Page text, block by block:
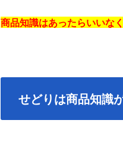
商品知識はあったらいいなく
せどりは商品知識